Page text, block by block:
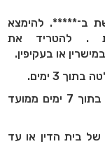
ב־*****.
להימצא
להטריד את
או בעקיפין.
3 ימים.
למשיב עומדת הזכות להגיש התנגדות לצו בתוך 7 ימים ממועד
בית הדין או עד